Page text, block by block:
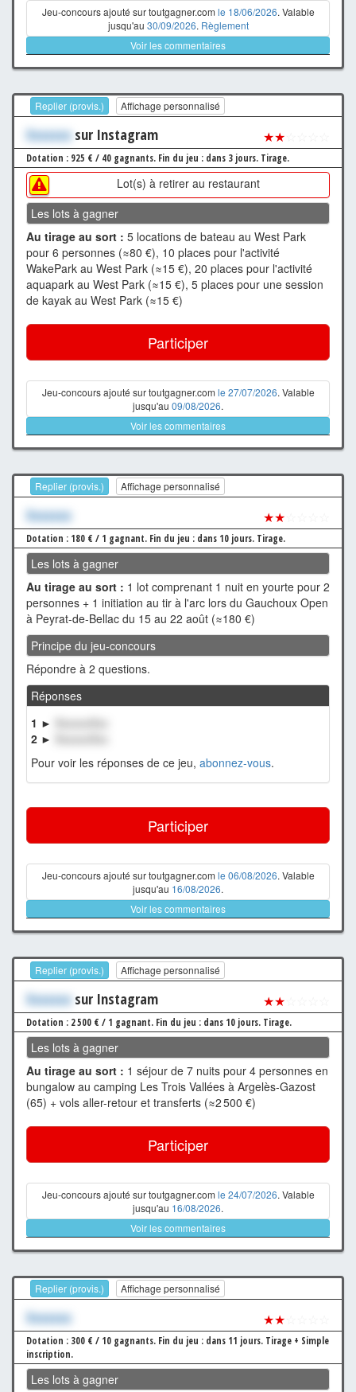
Jeu-concours ajouté sur toutgagner.com le 18/06/2026. Valable
jusqu'au 30/09/2026. Règlement
Voir les commentaires
Replier (provis.) Affichage personnalisé
Xxxxxxx sur Instagram ★★
Dotation : 925 € / 40 gagnants. Fin du jeu : dans 3 jours. Tirage.
Lot(s) à retirer au restaurant
Les lots à gagner
Au tirage au sort : 5 locations de bateau au West Park
pour 6 personnes (≈80 €), 10 places pour l'activité
WakePark au West Park (≈15 €), 20 places pour l'activité
aquapark au West Park (≈15 €), 5 places pour une session
de kayak au West Park (≈15 €)
Participer
Jeu-concours ajouté sur toutgagner.com le 27/07/2026. Valable
jusqu'au 09/08/2026.
Voir les commentaires
Replier (provis.) Affichage personnalisé
Xxxxxxx ★★
Dotation : 180 € / 1 gagnant. Fin du jeu : dans 10 jours. Tirage.
Les lots à gagner
Au tirage au sort : 1 lot comprenant 1 nuit en yourte pour 2
personnes + 1 initiation au tir à l'arc lors du Gauchoux Open
à Peyrat-de-Bellac du 15 au 22 août (≈180 €)
Principe du jeu-concours
Répondre à 2 questions.
Réponses
1 ►
2 ►
Pour voir les réponses de ce jeu, abonnez-vous.
Participer
Jeu-concours ajouté sur toutgagner.com le 06/08/2026. Valable
jusqu'au 16/08/2026.
Voir les commentaires
Replier (provis.) Affichage personnalisé
Xxxxxxx sur Instagram ★★
Dotation : 2 500 € / 1 gagnant. Fin du jeu : dans 10 jours. Tirage.
Les lots à gagner
Au tirage au sort : 1 séjour de 7 nuits pour 4 personnes en
bungalow au camping Les Trois Vallées à Argelès-Gazost
(65) + vols aller-retour et transferts (≈2 500 €)
Participer
Jeu-concours ajouté sur toutgagner.com le 24/07/2026. Valable
jusqu'au 16/08/2026.
Voir les commentaires
Replier (provis.) Affichage personnalisé
Xxxxxxx ★★
Dotation : 300 € / 10 gagnants. Fin du jeu : dans 11 jours. Tirage + Simple
inscription.
Les lots à gagner